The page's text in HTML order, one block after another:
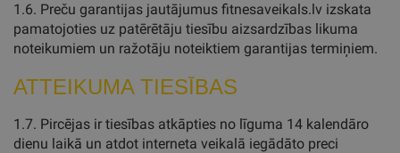
1.6. Preču garantijas jautājumus fitnesaveikals.lv izskata
pamatojoties uz patērētāju tiesību aizsardzības likuma
noteikumiem un ražotāju noteiktiem garantijas termiņiem.
ATTEIKUMA TIESĪBAS
1.7. Pircējas ir tiesības atkāpties no līguma 14 kalendāro
dienu laikā un atdot interneta veikalā iegādāto preci